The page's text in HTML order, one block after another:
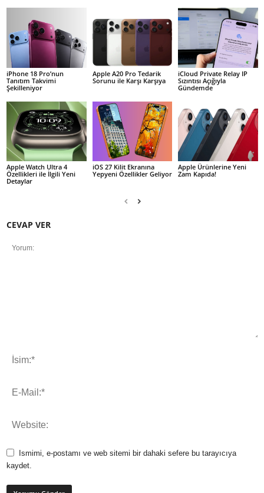
iPhone 18 Pro’nun
Tanıtım Takvimi
Şekilleniyor
Apple A20 Pro Tedarik
Sorunu ile Karşı Karşıya
iCloud Private Relay IP
Sızıntısı Açığıyla
Gündemde
Apple Watch Ultra 4
Özellikleri ile İlgili Yeni
Detaylar
iOS 27 Kilit Ekranına
Yepyeni Özellikler Geliyor
Apple Ürünlerine Yeni
Zam Kapıda!
CEVAP VER
Ismimi, e-postamı ve web sitemi bir dahaki sefere bu tarayıcıya
kaydet.